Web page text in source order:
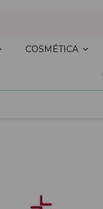
COSMÉTICA